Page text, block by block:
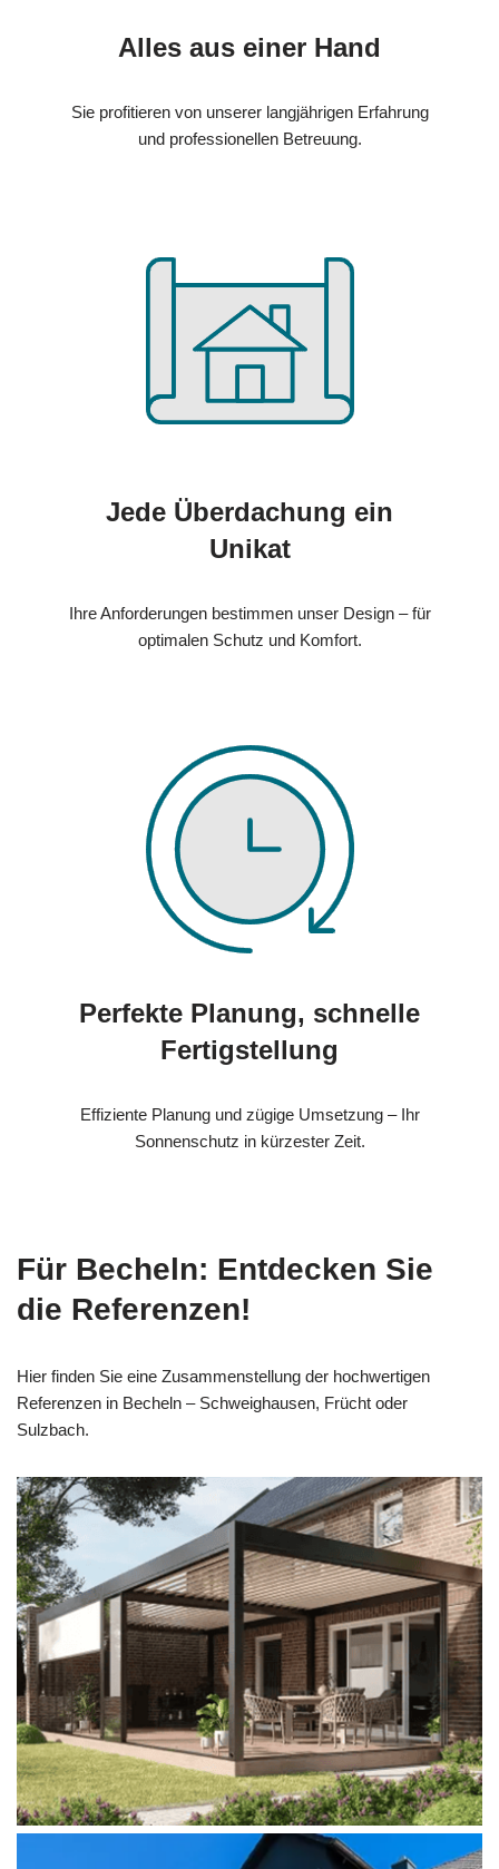
Alles aus einer Hand
Sie profitieren von unserer langjährigen Erfahrung
und professionellen Betreuung.
Jede Überdachung ein
Unikat
Ihre Anforderungen bestimmen unser Design – für
optimalen Schutz und Komfort.
Perfekte Planung, schnelle
Fertigstellung
Effiziente Planung und zügige Umsetzung – Ihr
Sonnenschutz in kürzester Zeit.
Für Becheln: Entdecken Sie
die Referenzen!
Hier finden Sie eine Zusammenstellung der hochwertigen
Referenzen in Becheln – Schweighausen, Frücht oder
Sulzbach.